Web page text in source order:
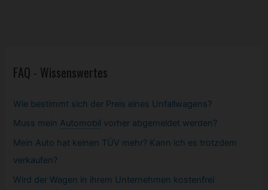
FAQ - Wissenswertes
Wie bestimmt sich der Preis eines Unfallwagens?
Muss mein Automobil vorher abgemeldet werden?
Mein Auto hat keinen TÜV mehr? Kann ich es trotzdem
verkaufen?
Wird der Wagen in ihrem Unternehmen kostenfrei